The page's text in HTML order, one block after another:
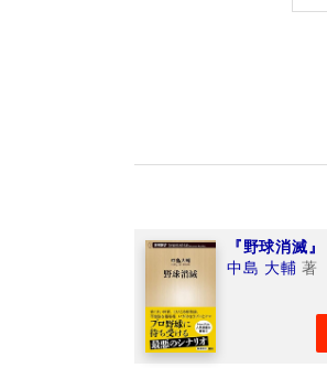
『野球消滅』
中島 大輔 著